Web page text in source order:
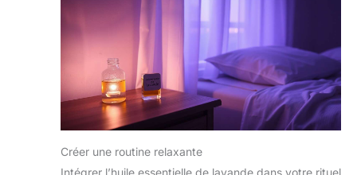
Créer une routine relaxante